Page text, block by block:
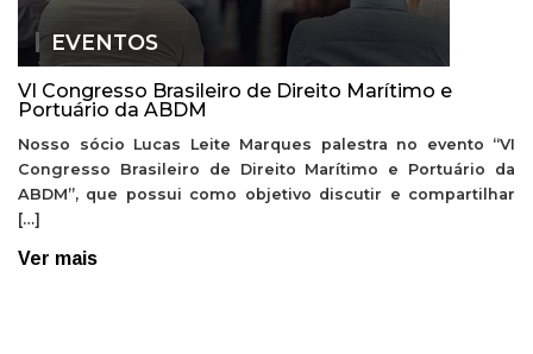
EVENTOS
VI Congresso Brasileiro de Direito Marítimo e
Portuário da ABDM
Nosso sócio Lucas Leite Marques palestra no evento “VI
Congresso Brasileiro de Direito Marítimo e Portuário da
ABDM”, que possui como objetivo discutir e compartilhar
[…]
Ver mais